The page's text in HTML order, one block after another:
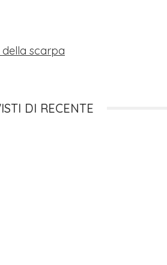
scarpa
DI RECENTE